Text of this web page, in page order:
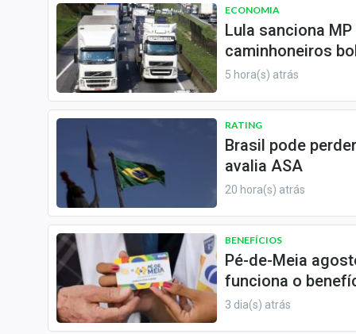
Mercados
Economia
Empresas
Política
Money Trader
Especiais
Internacional
Marketing
Tecnologia
Conteúdo de Marca
ECONOMIA
Lula sanciona
caminhoneiros
5 hora(s) atrás
RATING
Brasil pode
avalia ASA
20 hora(s) atrás
BENEFÍCIOS
Pé-de-Meia
funciona o
3 dia(s) atrás